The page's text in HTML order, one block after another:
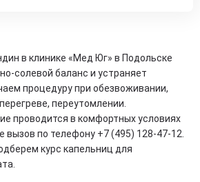
в клинике «Мед Юг» в Подольске
солевой баланс и устраняет
процедуру при обезвоживании,
переутомлении.
проводится в комфортных условиях
вызов по телефону +7 (495) 128-47-12.
курс капельниц для